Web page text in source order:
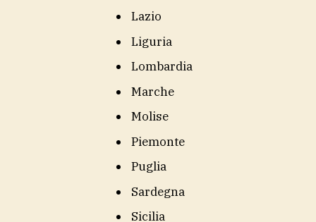
Lazio
Liguria
Lombardia
Marche
Molise
Piemonte
Puglia
Sardegna
Sicilia